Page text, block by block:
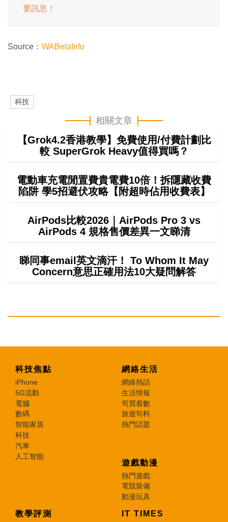
要訊息！
Source： WABetaInfo
科技
相關文章
【Grok4.2香港教學】免費使用/付費計劃比
較 SuperGrok Heavy值得買嗎？
電動車充電閒置費貴電費10倍！拆隱藏收費
陷阱 學5招避伏攻略【附超時佔用收費表】
AirPods比較2026｜AirPods Pro 3 vs
AirPods 4 規格售價差異一文睇清
睇同事email英文滴汗！ To Whom It May
Concern意思正確用法10大疑問解答
科技焦點
iPhone
5G流動
電腦
數碼
智能家居
科技
汽車
人工智能
網絡生活
網絡熱話
生活情報
筍買着數
旅遊筍料
熱門話題
遊戲動漫
熱門遊戲
電競裝備
動漫玩具
教學評測 IT TIMES